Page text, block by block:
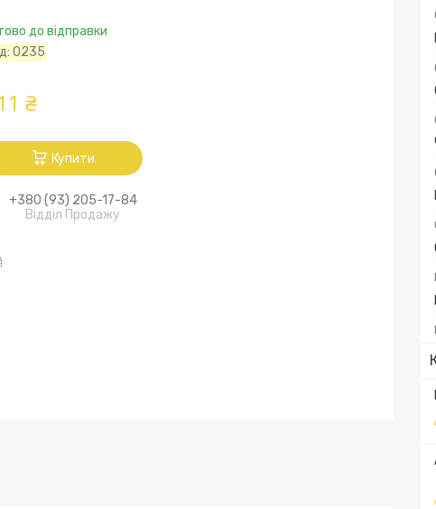
до відправки
0235
₴
Купити
+380 (93) 205-17-84
Відділ Продажу